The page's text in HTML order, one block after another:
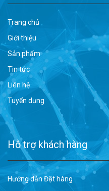
Trang chủ
Giới thiệu
Sản phẩm
Tin tức
Liên hệ
Tuyển dụng
Hỗ trợ khách hàng
Hướng dẫn Đặt hàng